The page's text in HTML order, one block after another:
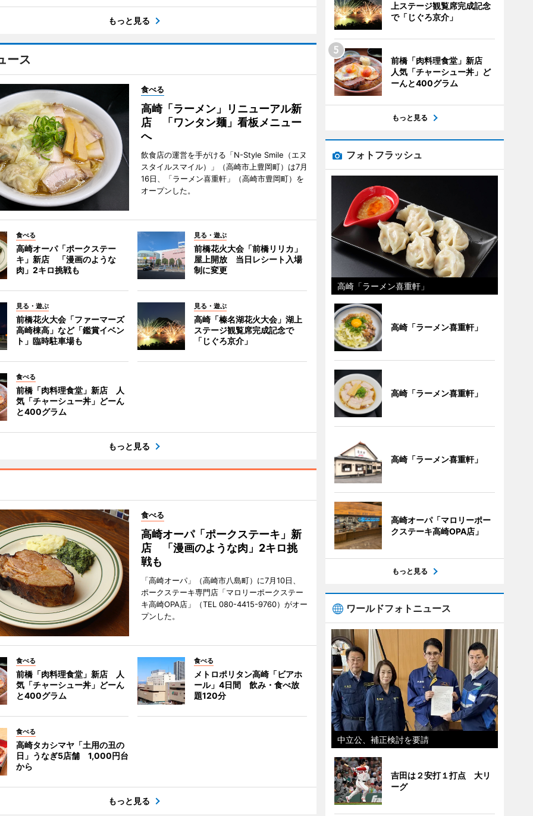
もっと見る
ース
食べる
高崎「ラーメン」リニューアル新
店 「ワンタン麺」看板メニュー
へ
飲食店の運営を手がける「N-Style Smile（エヌ
スタイルスマイル）」（高崎市上豊岡町）は7月
16日、「ラーメン喜重軒」（高崎市豊岡町）を
オープンした。
食べる
高崎オーパ「ポークステー
キ」新店 「漫画のような
肉」2キロ挑戦も
見る・遊ぶ
前橋花火大会「前橋リリカ」
屋上開放 当日レシート入場
制に変更
見る・遊ぶ
前橋花火大会「ファーマーズ
高崎棟高」など「鑑賞イベン
ト」臨時駐車場も
見る・遊ぶ
高崎「榛名湖花火大会」湖上
ステージ観覧席完成記念で
「じぐろ京介」
食べる
前橋「肉料理食堂」新店 人
気「チャーシュー丼」どーん
と400グラム
もっと見る
食べる
高崎オーパ「ポークステーキ」新
店 「漫画のような肉」2キロ挑
戦も
「高崎オーパ」（高崎市八島町）に7月10日、
ポークステーキ専門店「マロリーポークステー
キ高崎OPA店」（TEL 080-4415-9760）がオー
プンした。
食べる
前橋「肉料理食堂」新店 人
気「チャーシュー丼」どーん
と400グラム
食べる
メトロポリタン高崎「ビアホ
ール」4日間 飲み・食べ放
題120分
食べる
高崎タカシマヤ「土用の丑の
日」うなぎ5店舗 1,000円台
から
もっと見る
上ステージ観覧席完成記念
で「じぐろ京介」
前橋「肉料理食堂」新店
人気「チャーシュー丼」ど
ーんと400グラム
もっと見る
フォトフラッシュ
高崎「ラーメン喜重軒」
高崎「ラーメン喜重軒」
高崎「ラーメン喜重軒」
高崎「ラーメン喜重軒」
高崎オーパ「マロリーポー
クステーキ高崎OPA店」
もっと見る
ワールドフォトニュース
中立公、補正検討を要請
吉田は２安打１打点 大リ
ーグ